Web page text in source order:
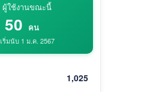
ผู้ใช้งานขณะนี้
50 คน
เริ่มนับ 1 ม.ค. 2567
1,025